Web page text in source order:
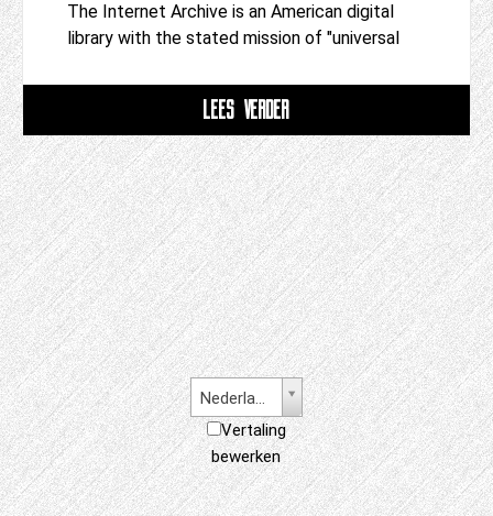
The Internet Archive is an American digital
library with the stated mission of "universal
LEES VERDER
Nederlands
Vertaling
bewerken